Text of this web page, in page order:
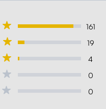
161
19
4
0
0